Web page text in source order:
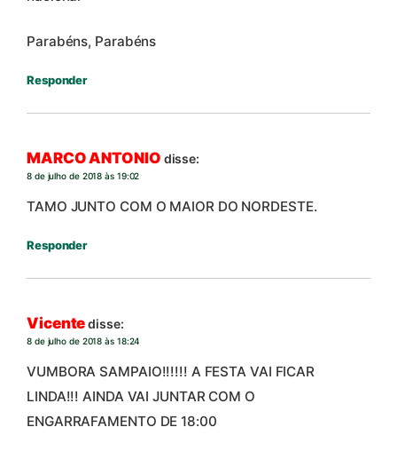
Parabéns, Parabéns
Responder
MARCO ANTONIO disse:
8 de julho de 2018 às 19:02
TAMO JUNTO COM O MAIOR DO NORDESTE.
Responder
Vicentedisse:
8 de julho de 2018 às 18:24
VUMBORA SAMPAIO!!!!!! A FESTA VAI FICAR
LINDA!!! AINDA VAI JUNTAR COM O
ENGARRAFAMENTO DE 18:00